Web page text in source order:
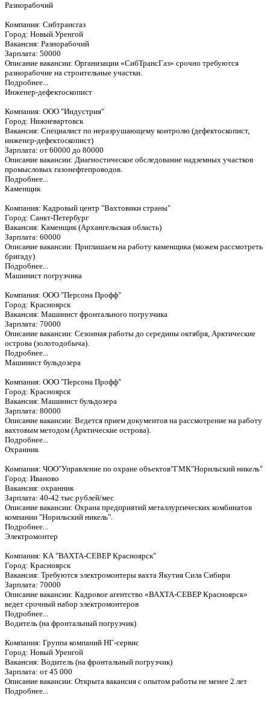
Разнорабочий
Компания: Сибтрансгаз
Город: Новый Уренгой
Вакансия: Разнорабочий
Зарплата: 50000
Описание вакансии: Организации «СибТрансГаз» срочно требуются
разнорабочие на строительные участки.
Подробнее...
Инженер-дефектоскопист
Компания: ООО "Индустрия"
Город: Нижневартовск
Вакансия: Специалист по неразрушающему контролю (дефектоскопист,
инженер-дефектоскопист)
Зарплата: от 60000 до 80000
Описание вакансии: Диагностическое обследование надземных участков
промысловых газонефтепроводов.
Подробнее...
Каменщик
Компания: Кадровый центр "Вахтовики страны"
Город: Санкт-Петербург
Вакансия: Каменщик (Архангельская область)
Зарплата: 60000
Описание вакансии: Приглашаем на работу каменщика (можем рассмотреть
бригаду)
Подробнее...
Машинист погрузчика
Компания: ООО "Персона Профф"
Город: Красноярск
Вакансия: Машинист фронтального погрузчика
Зарплата: 70000
Описание вакансии: Сезонная работы до середины октября, Арктические
острова (золотодобыча).
Подробнее...
Машинист бульдозера
Компания: ООО "Персона Профф"
Город: Красноярск
Вакансия: Машинист бульдозера
Зарплата: 80000
Описание вакансии: Ведется прием документов на рассмотрение на работу
вахтовым методом (Арктические острова).
Подробнее...
Охранник
Компания: ЧОО"Управление по охране объектов"ГМК"Норильский никель"
Город: Иваново
Вакансия: охранник
Зарплата: 40-42 тыс.рублей/мес
Описание вакансии: Охрана предприятий металлургических комбинатов
компании "Норильский никель".
Подробнее...
Электромонтер
Компания: КА "ВАХТА-СЕВЕР Красноярск"
Город: Красноярск
Вакансия: Требуются электромонтеры вахта Якутия Сила Сибири
Зарплата: 70000
Описание вакансии: Кадровое агентство «ВАХТА-СЕВЕР Красноярск»
ведет срочный набор электромонтеров
Подробнее...
Водитель (на фронтальный погрузчик)
Компания: Группа компаний НГ-сервис
Город: Новый Уренгой
Вакансия: Водитель (на фронтальный погрузчик)
Зарплата: от 45 000
Описание вакансии: Открыта вакансия с опытом работы не менее 2 лет
Подробнее...